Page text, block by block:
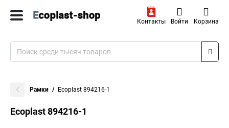
Контакты Войти Корзина
Рамки Ecoplast 894216-1
Ecoplast 894216-1